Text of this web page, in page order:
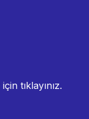
için tıklayınız.